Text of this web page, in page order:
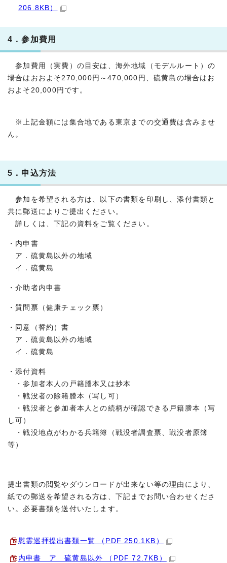
206.8KB）
4．参加費用
参加費用（実費）の目安は、海外地域（モデルルート）の
場合はおおよそ270,000円～470,000円、硫黄島の場合はお
およそ20,000円です。
※上記金額には集合地である東京までの交通費は含みませ
ん。
5．申込方法
参加を希望される方は、以下の書類を印刷し、添付書類と
共に郵送によりご提出ください。
詳しくは、下記の資料をご覧ください。
・内申書
ア．硫黄島以外の地域
イ．硫黄島
・介助者内申書
・質問票（健康チェック票）
・同意（誓約）書
ア．硫黄島以外の地域
イ．硫黄島
・添付資料
・参加者本人の戸籍謄本又は抄本
・戦没者の除籍謄本（写し可）
・戦没者と参加者本人との続柄が確認できる戸籍謄本（写
し可）
・戦没地点がわかる兵籍簿（戦没者調査票、戦没者原簿
等）
提出書類の閲覧やダウンロードが出来ない等の理由により、
紙での郵送を希望される方は、下記までお問い合わせくださ
い。必要書類を送付いたします。
慰霊巡拝提出書類一覧 （PDF 250.1KB）
内申書 ア 硫黄島以外 （PDF 72.7KB）